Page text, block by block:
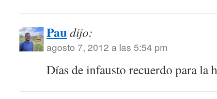
Paudijo:
agosto 7, 2012 a las 5:54 pm
Días de infausto recuerdo para la